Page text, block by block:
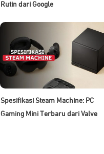
Rutin dari Google
Spesifikasi Steam Machine: PC
Gaming Mini Terbaru dari Valve